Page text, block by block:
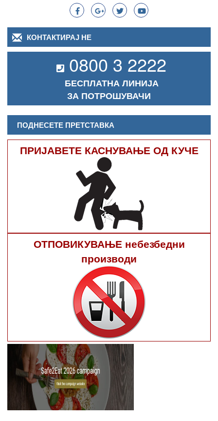
КОНТАКТИРАЈ НЕ
0800 3 2222
БЕСПЛАТНА ЛИНИЈА
ЗА ПОТРОШУВАЧИ
ПОДНЕСЕТЕ ПРЕТСТАВКА
ПРИЈАВЕТЕ КАСНУВАЊЕ ОД КУЧЕ
ОТПОВИКУВАЊЕ небезбедни
производи